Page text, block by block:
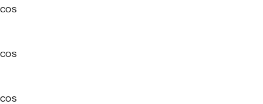
COS
COS
COS